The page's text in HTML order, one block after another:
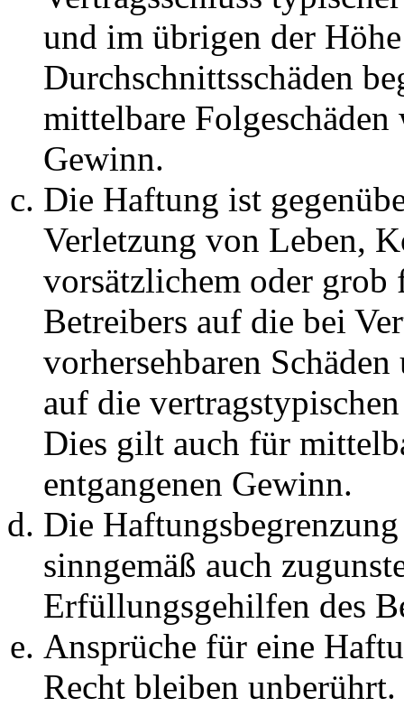
und im übrigen der
Durchschnittsschäden
mittelbare Folgeschäden
Gewinn.
Die Haftung ist
Verletzung von Leben,
vorsätzlichem oder grob
Betreibers auf die bei
vorhersehbaren
auf die
Dies gilt auch für
entgangenen Gewinn.
Die
sinngemäß auch
Erfüllungsgehilfen des
Ansprüche für eine
Recht bleiben unberührt.